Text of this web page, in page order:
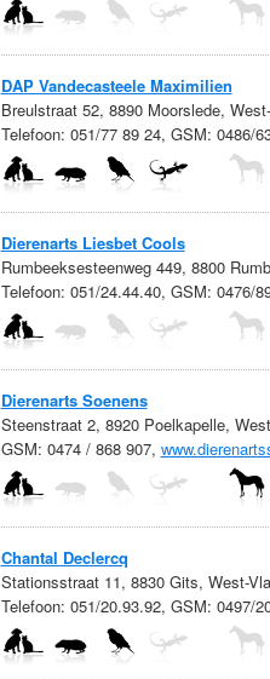
DAP Vandecasteele Maximilien
Breulstraat 52, 8890 Moorslede,
Telefoon: 051/77 89 24, GSM: 0486/
Dierenarts Liesbet Cools
Rumbeeksesteenweg 449, 8800
Telefoon: 051/24.44.40, GSM: 0476/
Dierenarts Soenens
Steenstraat 2, 8920 Poelkapelle,
GSM: 0474 / 868 907,
Chantal Declercq
Stationsstraat 11, 8830 Gits, West-
Telefoon: 051/20.93.92, GSM: 0497/